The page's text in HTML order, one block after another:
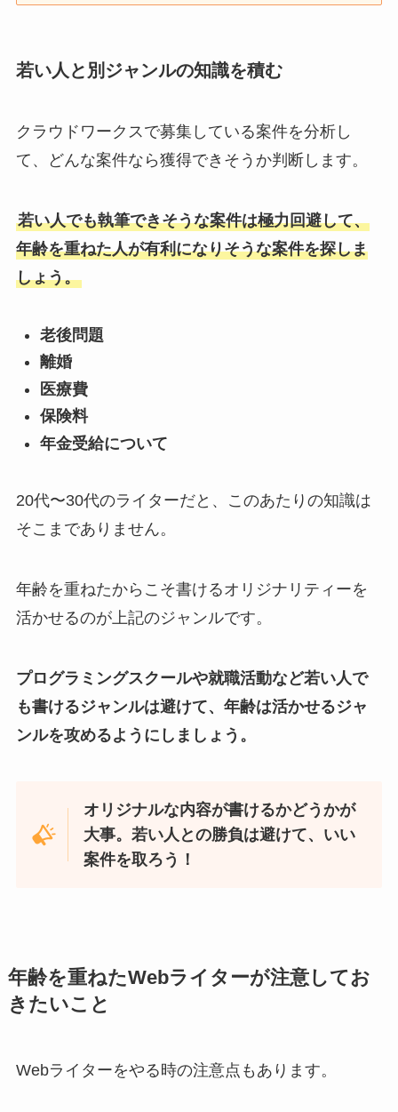
若い人と別ジャンルの知識を積む
クラウドワークスで募集している案件を分析し
て、どんな案件なら獲得できそうか判断します。
若い人でも執筆できそうな案件は極力回避して、
年齢を重ねた人が有利になりそうな案件を探しま
しょう。
老後問題
離婚
医療費
保険料
年金受給について
20代〜30代のライターだと、このあたりの知識は
そこまでありません。
年齢を重ねたからこそ書けるオリジナリティーを
活かせるのが上記のジャンルです。
プログラミングスクールや就職活動など若い人で
も書けるジャンルは避けて、年齢は活かせるジャ
ンルを攻めるようにしましょう。
オリジナルな内容が書けるかどうかが
大事。若い人との勝負は避けて、いい
案件を取ろう！
年齢を重ねたWebライターが注意してお
きたいこと
Webライターをやる時の注意点もあります。